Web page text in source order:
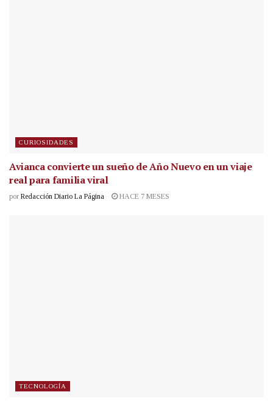
CURIOSIDADES
Avianca convierte un sueño de Año Nuevo en un viaje
real para familia viral
por Redacción Diario La Página HACE 7 MESES
TECNOLOGÍA